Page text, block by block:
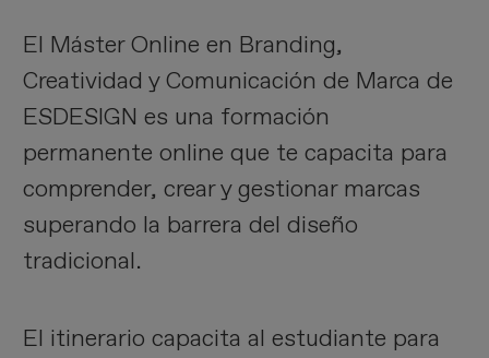
El Máster Online en Branding,
Creatividad y Comunicación de Marca de
ESDESIGN es una formación
permanente online que te capacita para
comprender, crear y gestionar marcas
superando la barrera del diseño
tradicional.
El itinerario capacita al estudiante para